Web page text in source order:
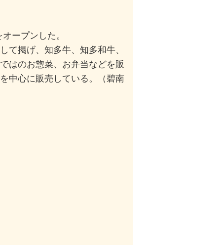
ープンした。
て掲げ、知多牛、知多和牛、
はのお惣菜、お弁当などを販
中心に販売している。（碧南